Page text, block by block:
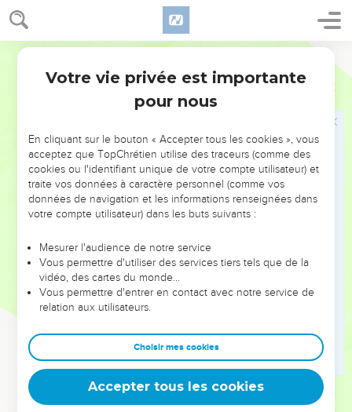
14
28 Car, lequel de vous, s'il veut bâtir une tour, ne s'assied
d'abord pour calculer la dépense et voir s'il a de quoi la
de peur qu'après avoir posé les fondements, il ne puisse
l'achever, et que tous ceux qui le verront ne se mettent à le
en disant : Cet homme a commencé à bâtir, et il n'a pu
achever ?
Ou quel roi, s'il va faire la guerre à un autre roi, ne s'assied
d'abord pour examiner s'il peut, avec dix mille hommes,
vingt mille ?
S'il ne le peut, tandis que cet autre roi est encore loin, il lui
envoie une ambassade pour demander la paix.
Ainsi donc, quiconque d'entre vous ne renonce pas à tout
Le sel inutile
Le sel est une bonne chose ; mais si le sel perd sa saveur,
Votre vie privée est importante
pour nous
En cliquant sur le bouton « Accepter tous les cookies », vous
acceptez que TopChrétien utilise des traceurs (comme des
cookies ou l'identifiant unique de votre compte utilisateur) et
traite vos données à caractère personnel (comme vos
données de navigation et les informations renseignées dans
votre compte utilisateur) dans les buts suivants :
Mesurer l'audience de notre service
Vous permettre d'utiliser des services tiers tels que de la
vidéo, des cartes du monde…
Vous permettre d'entrer en contact avec notre service de
relation aux utilisateurs.
Choisir mes cookies
Accepter tous les cookies